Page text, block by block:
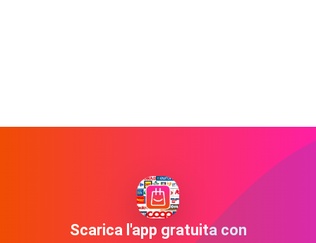
Scarica l'app gratuita con